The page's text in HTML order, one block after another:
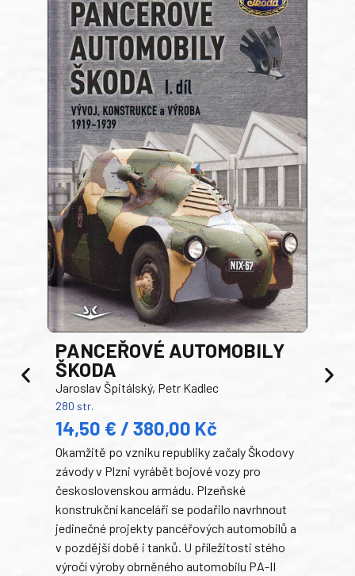
PANCEŘOVÉ AUTOMOBILY
ŠKODA
Jaroslav Špitálský, Petr Kadlec
280 str.
14,50 € / 380,00 Kč
Okamžitě po vzniku republiky začaly Škodovy
závody v Plzni vyrábět bojové vozy pro
československou armádu. Plzeňské
konstrukční kanceláři se podařilo navrhnout
jedinečné projekty pancéřových automobilů a
v pozdější době i tanků. U příležitosti stého
výročí výroby obrněného automobilu PA-II